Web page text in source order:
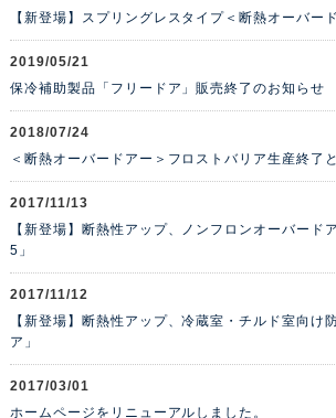
【新登場】スプリングレスタイプ＜断熱オーバー
2019/05/21
保冷補助製品「フリードア」販売終了のお知らせ
2018/07/24
＜断熱オーバードアー＞フロストバリア生産終了
2017/11/13
【新登場】断熱性アップ、ノンフロンオーバード
5」
2017/11/12
【新登場】断熱性アップ、冷蔵室・チルド室向け
ア」
2017/03/01
ホームページをリニューアルしました。